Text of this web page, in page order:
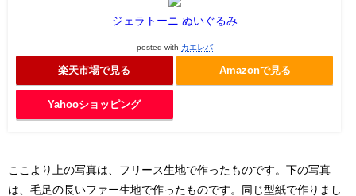
ジェラトーニ ぬいぐるみ
posted with カエレバ
楽天市場で見る Amazonで見る
Yahooショッピング
ここより上の写真は、フリース生地で作ったものです。下の写真
は、毛足の長いファー生地で作ったものです。同じ型紙で作りまし